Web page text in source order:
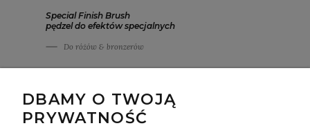
Special Finish Brush
pędzel do efektów specjalnych
Do różów & bronzerów
DBAMY O TWOJĄ
PRYWATNOŚĆ